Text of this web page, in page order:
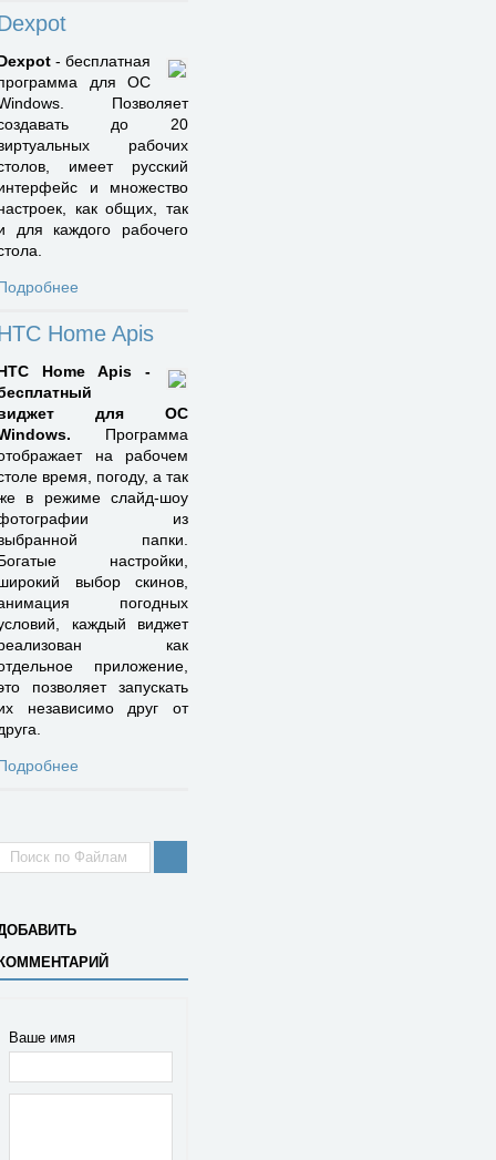
- бесплатная
для ОС
Позволяет
до 20
рабочих
имеет русский
и множество
как общих, так
для каждого рабочего
Home Apis
Home Apis -
для ОС
Программа
на рабочем
время, погоду, а так
в режиме слайд-шоу
из
папки.
настройки,
выбор скинов,
погодных
каждый виджет
как
приложение,
позволяет запускать
независимо друг от
Ваше имя